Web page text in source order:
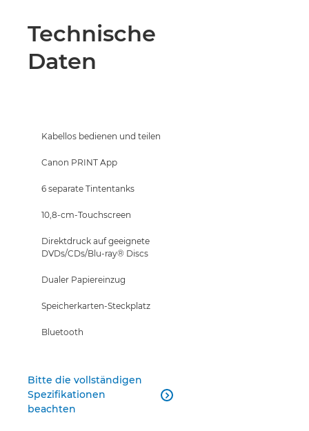
Technische
Daten
Kabellos bedienen und teilen
Canon PRINT App
6 separate Tintentanks
10,8-cm-Touchscreen
Direktdruck auf geeignete
DVDs/CDs/Blu-ray® Discs
Dualer Papiereinzug
Speicherkarten-Steckplatz
Bluetooth
Bitte die vollständigen
Spezifikationen
beachten
